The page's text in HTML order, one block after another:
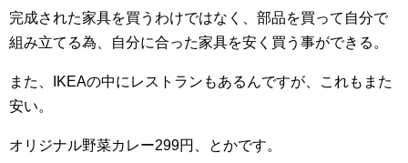
完成された家具を買うわけではなく、部品を買って自分で
組み立てる為、自分に合った家具を安く買う事ができる。
また、IKEAの中にレストランもあるんですが、これもまた
安い。
オリジナル野菜カレー299円、とかです。